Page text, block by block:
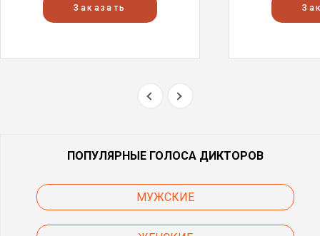
Заказать
ПОПУЛЯРНЫЕ ГОЛОСА ДИКТОРОВ
МУЖСКИЕ